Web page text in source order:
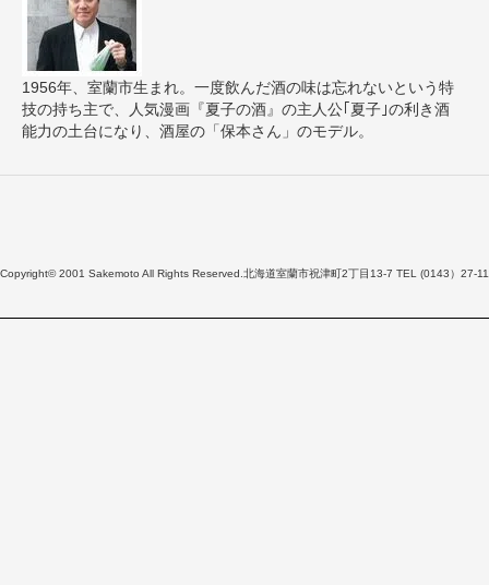
1956年、室蘭市生まれ。一度飲んだ酒の味は忘れないという特
技の持ち主で、人気漫画『夏子の酒』の主人公｢夏子｣の利き酒
能力の土台になり、酒屋の「保本さん」のモデル。
Copyright© 2001 Sakemoto All Rights Reserved.北海道室蘭市祝津町2丁目13-7 TEL (0143）27-